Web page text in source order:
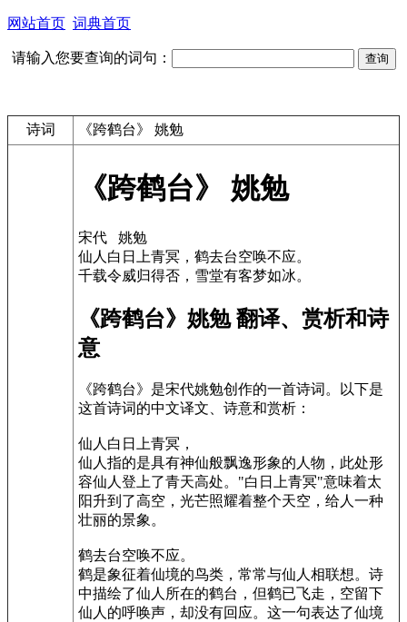
网站首页 词典首页
请输入您要查询的词句：
诗词 《跨鹤台》 姚勉
《跨鹤台》 姚勉
宋代 姚勉
仙人白日上青冥，鹤去台空唤不应。
千载令威归得否，雪堂有客梦如冰。
《跨鹤台》姚勉 翻译、赏析和诗
意
《跨鹤台》是宋代姚勉创作的一首诗词。以下是
这首诗词的中文译文、诗意和赏析：
仙人白日上青冥，
仙人指的是具有神仙般飘逸形象的人物，此处形
容仙人登上了青天高处。"白日上青冥"意味着太
阳升到了高空，光芒照耀着整个天空，给人一种
壮丽的景象。
鹤去台空唤不应。
鹤是象征着仙境的鸟类，常常与仙人相联想。诗
中描绘了仙人所在的鹤台，但鹤已飞走，空留下
仙人的呼唤声，却没有回应。这一句表达了仙境